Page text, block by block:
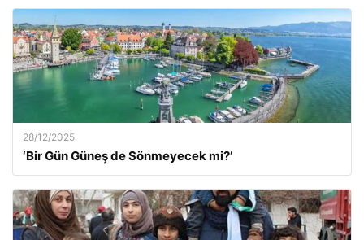
28/12/2025
‘Bir Gün Güneş de Sönmeyecek mi?’